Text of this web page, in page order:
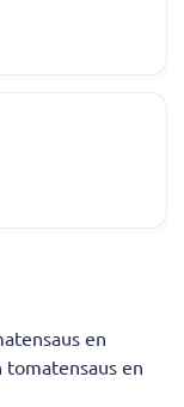
en
tomatensaus en